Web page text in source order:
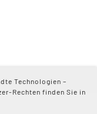
Technologien –
Rechten finden Sie in